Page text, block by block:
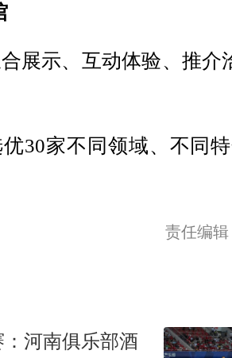
示、互动体验、推介
家不同领域、不同特
责任编
：河南俱乐部酒